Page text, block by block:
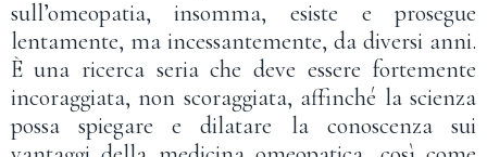
sull’omeopatia, insomma, esiste e prosegue
lentamente, ma incessantemente, da diversi anni.
È una ricerca seria che deve essere fortemente
incoraggiata, non scoraggiata, affinché la scienza
possa spiegare e dilatare la conoscenza sui